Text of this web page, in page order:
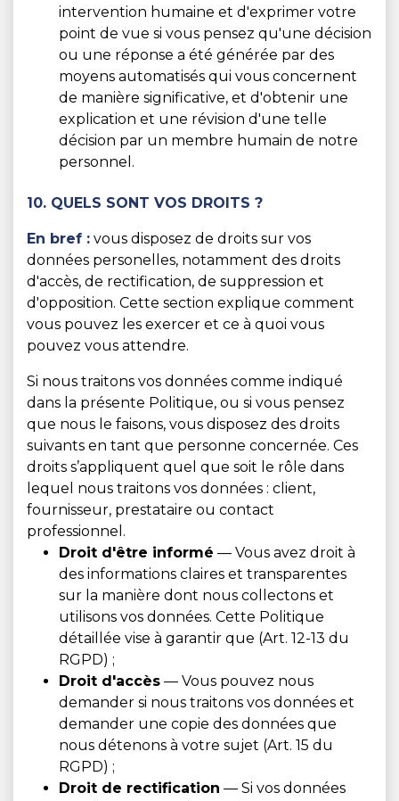
intervention humaine et d'exprimer votre
point de vue si vous pensez qu'une décision
ou une réponse a été générée par des
moyens automatisés qui vous concernent
de manière significative, et d'obtenir une
explication et une révision d'une telle
décision par un membre humain de notre
personnel.
10. QUELS SONT VOS DROITS ?
En bref : vous disposez de droits sur vos
données personelles, notamment des droits
d'accès, de rectification, de suppression et
d'opposition. Cette section explique comment
vous pouvez les exercer et ce à quoi vous
pouvez vous attendre.
Si nous traitons vos données comme indiqué
dans la présente Politique, ou si vous pensez
que nous le faisons, vous disposez des droits
suivants en tant que personne concernée. Ces
droits s’appliquent quel que soit le rôle dans
lequel nous traitons vos données : client,
fournisseur, prestataire ou contact
professionnel.
Droit d'être informé — Vous avez droit à
des informations claires et transparentes
sur la manière dont nous collectons et
utilisons vos données. Cette Politique
détaillée vise à garantir que (Art. 12-13 du
RGPD) ;
Droit d'accès — Vous pouvez nous
demander si nous traitons vos données et
demander une copie des données que
nous détenons à votre sujet (Art. 15 du
RGPD) ;
Droit de rectification — Si vos données